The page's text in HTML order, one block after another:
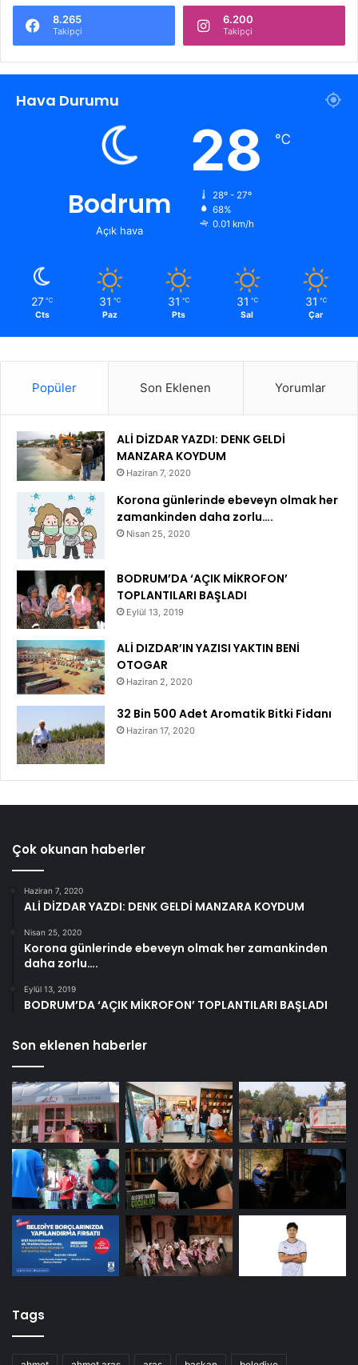
8.265
Takipçi
6.200
Takipçi
Hava Durumu
Bodrum
Açık hava
28 ℃
28º - 27º
68%
0.01 km/h
27 ℃
Cts
31 ℃
Paz
31 ℃
Pts
31 ℃
Sal
31 ℃
Çar
Popüler Son Eklenen Yorumlar
ALİ DİZDAR YAZDI: DENK GELDİ
MANZARA KOYDUM
Haziran 7, 2020
Korona günlerinde ebeveyn olmak her
zamankinden daha zorlu….
Nisan 25, 2020
BODRUM’DA ‘AÇIK MİKROFON’
TOPLANTILARI BAŞLADI
Eylül 13, 2019
ALİ DIZDAR’IN YAZISI YAKTIN BENİ
OTOGAR
Haziran 2, 2020
32 Bin 500 Adet Aromatik Bitki Fidanı
Haziran 17, 2020
Çok okunan haberler
Haziran 7, 2020
ALİ DİZDAR YAZDI: DENK GELDİ MANZARA KOYDUM
Nisan 25, 2020
Korona günlerinde ebeveyn olmak her zamankinden
daha zorlu….
Eylül 13, 2019
BODRUM’DA ‘AÇIK MİKROFON’ TOPLANTILARI BAŞLADI
Son eklenen haberler
Tags